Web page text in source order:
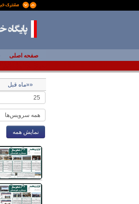
صفحه اصلی
««ماه قبل
نمایش همه